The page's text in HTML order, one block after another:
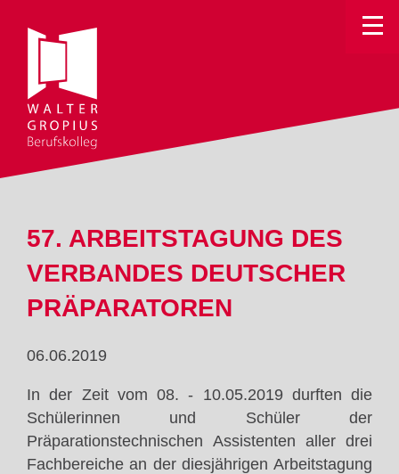
57. ARBEITSTAGUNG DES
VERBANDES DEUTSCHER
PRÄPARATOREN
06.06.2019
In der Zeit vom 08. - 10.05.2019 durften die
Schülerinnen und Schüler der
Präparationstechnischen Assistenten aller drei
Fachbereiche an der diesjährigen Arbeitstagung